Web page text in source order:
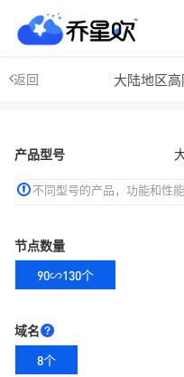
返回 大陆地区
产品型号
不同型号的产品，功能和性
节点数量
90∽130个
域名
8个